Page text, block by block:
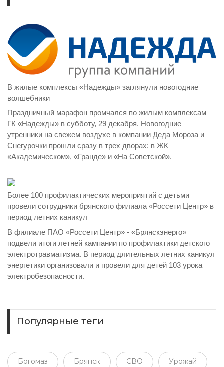
В жилые комплексы «Надежды» заглянули новогодние
волшебники
Праздничный марафон промчался по жилым комплексам
ГК «Надежды» в субботу, 29 декабря. Новогодние
утренники на свежем воздухе в компании Деда Мороза и
Снегурочки прошли сразу в трех дворах: в ЖК
«Академическом», «Гранде» и «На Советской».
Более 100 профилактических мероприятий с детьми
провели сотрудники брянского филиала «Россети Центр» в
период летних каникул
В филиале ПАО «Россети Центр» - «Брянскэнерго»
подвели итоги летней кампании по профилактики детского
электротравматизма. В период длительных летних каникул
энергетики организовали и провели для детей 103 урока
электробезопасности.
Популярные теги
Богомаз Брянск СВО Урожай